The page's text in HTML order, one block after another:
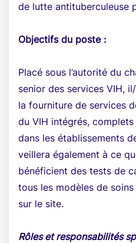
de lutte antituberculeuse
Objectifs du poste :
Placé sous l’autorité du
senior des services VIH,
la fourniture de services
du VIH intégrés,
dans les établissements
veillera également à ce
bénéficient des tests de
tous les modèles de
sur le site.
Rôles et responsabilités